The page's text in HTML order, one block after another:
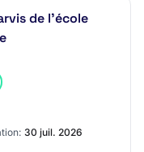
de l'école
30 juil. 2026